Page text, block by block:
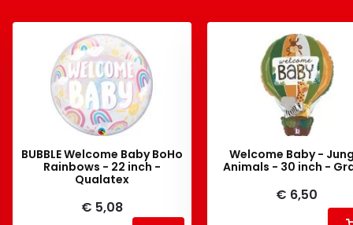
BUBBLE Welcome Baby BoHo
Rainbows - 22 inch -
Qualatex
€ 5,08
Welcome Baby -
Animals - 30 inch -
€ 6,50